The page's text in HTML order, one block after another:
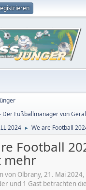
Der Fußballmanager von
2024 ► We are Football
Football
mehr
von Olbrany, 21. Mai
und 1 Gast betrachten